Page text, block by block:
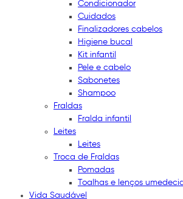
Condicionador
Cuidados
Finalizadores cabelos
Higiene bucal
Kit infantil
Pele e cabelo
Sabonetes
Shampoo
Fraldas
Fralda infantil
Leites
Leites
Troca de Fraldas
Pomadas
Toalhas e lenços
Vida Saudável